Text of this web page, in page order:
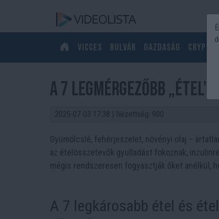
Vicces Bulvár Gazdaság Crypto
A 7 legmérgezőbb
2025-07-03 17:38 | Nézettség: 900
Gyümölcslé, fehérjeszelet, növényi olaj –
az ételösszetevők gyulladást fokoznak,
mégis rendszeresen fogyasztják őket anélkül,
A 7 legkárosabb étel és